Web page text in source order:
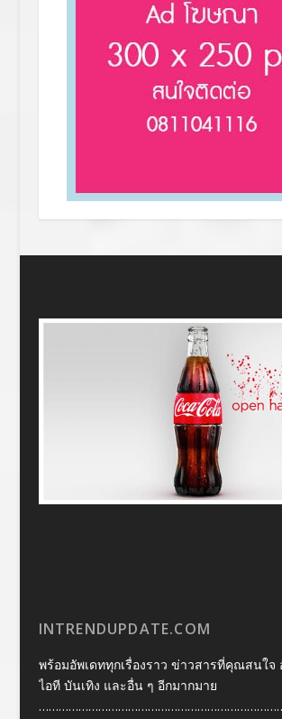
INTRENDUPDATE.COM
พร้อมอัพเดททุกเรื่องราว ข่าวสารที่คุณสนใจ
ไอที บันเทิง และอื่น ๆ อีกมากมาย